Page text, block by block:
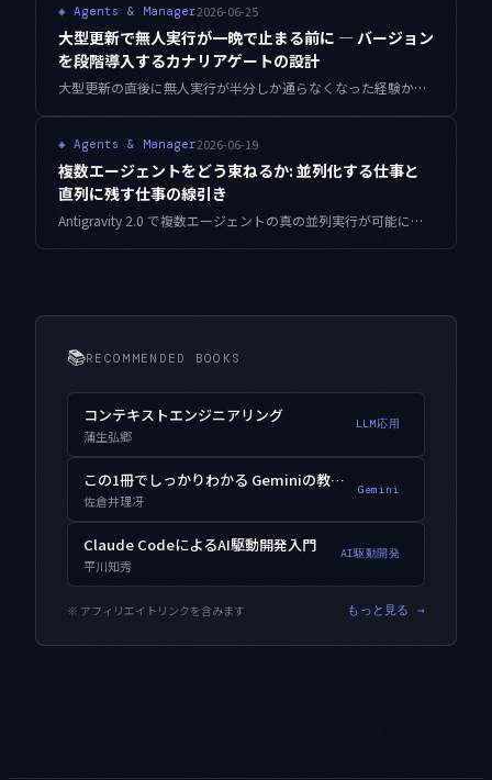
◈ Agents & Manager2026-06-25
大型更新で無人実行が一晩で止まる前に — バージョン
を段階導入するカナリアゲートの設計
大型更新の直後に無人実行が半分しか通らなくなった経験から、動作中の構成を凍結し、隔離プロファイルのカナリア検証で合否を判定してから本採用する段階導入ゲートの設計を、bashとPythonの実装とともにまとめます。
◈ Agents & Manager2026-06-19
複数エージェントをどう束ねるか: 並列化する仕事と
直列に残す仕事の線引き
Antigravity 2.0 で複数エージェントの真の並列実行が可能になりました。ただ全部を並列にすれば速くなるわけではありません。どの作業を並列に分け、どこを直列のまま残すか。依存関係と競合の観点から、破綻しないオーケストレーション設計を考えます。
📚RECOMMENDED BOOKS
コンテキストエンジニアリング
蒲生弘郷
LLM応用
この1冊でしっかりわかる Geminiの教科書
佐倉井理冴
Gemini
Claude CodeによるAI駆動開発入門
平川知秀
AI駆動開発
※ アフィリエイトリンクを含みます もっと見る →